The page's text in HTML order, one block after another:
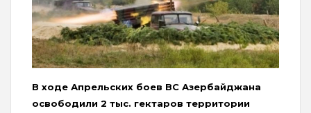
В ходе Апрельских боев ВС Азербайджана
освободили 2 тыс. гектаров территории